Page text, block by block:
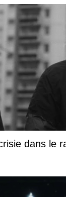
dans le